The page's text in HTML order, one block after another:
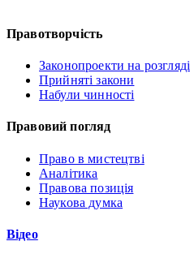
Правотворчість
Законопроекти на розгляді
Прийняті закони
Набули чинності
Правовий погляд
Право в мистецтві
Аналітика
Правова позиція
Наукова думка
Відео